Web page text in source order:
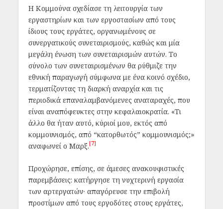
Η Κομμούνα σχεδίασε τη λειτουργία των
εργαστηρίων και των εργοστασίων από τους
ίδιους τους εργάτες, οργανωμένους σε
συνεργατικούς συνεταιρισμούς, καθώς και μία
μεγάλη ένωση των συνεταιρισμών αυτών. Το
σύνολο των συνεταιρισμένων θα ρύθμιζε την
εθνική παραγωγή σύμφωνα με ένα κοινό σχέδιο,
τερματίζοντας τη διαρκή αναρχία και τις
περιοδικά επαναλαμβανόμενες αναταραχές, που
είναι αναπόφευκτες στην κεφαλαιοκρατία. «Τι
άλλο θα ήταν αυτό, κύριοί μου, εκτός από
κομμουνισμός, από “κατορθωτός” κομμουνισμός;»
αναφωνεί ο Μαρξ.[7]
Προχώρησε, επίσης, σε άμεσες ανακουφιστικές
παρεμβάσεις: κατήργησε τη νυχτερινή εργασία
των αρτεργατών· απαγόρευσε την επιβολή
προστίμων από τους εργοδότες στους εργάτες,